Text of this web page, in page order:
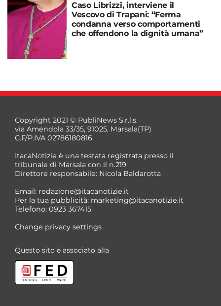
Caso Librizzi, interviene il
Vescovo di Trapani: “Ferma
condanna verso comportamenti
che offendono la dignità umana”
Copyright 2021 © PubliNews S.r.l.s.
via Amendola 33/35, 91025, Marsala(TP)
C.F/P.IVA 02786180816
ItacaNotizie è una testata registrata presso il
tribunale di Marsala con il n.219
Direttore responsabile: Nicola Baldarotta
Email: redazione@itacanotizie.it
Per la tua pubblicità: marketing@itacanotizie.it
Telefono: 0923 367415
Change privacy settings
Questo sito è associato alla